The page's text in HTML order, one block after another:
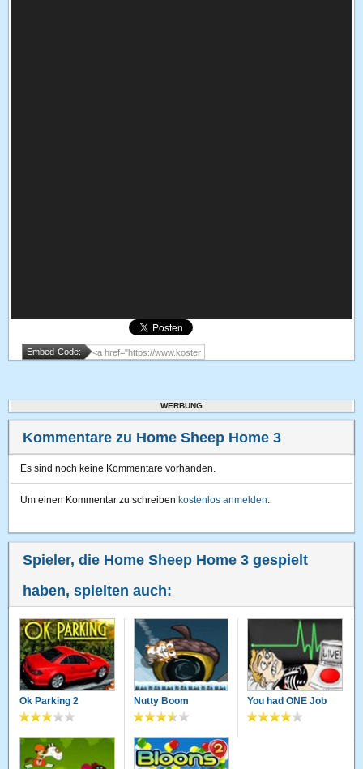
Embed-Code:
WERBUNG
Kommentare zu Home Sheep Home 3
Es sind noch keine Kommentare vorhanden.
Um einen Kommentar zu schreiben kostenlos anmelden.
Spieler, die Home Sheep Home 3 gespielt
haben, spielten auch:
Ok Parking 2 Nutty Boom You had ONE Job